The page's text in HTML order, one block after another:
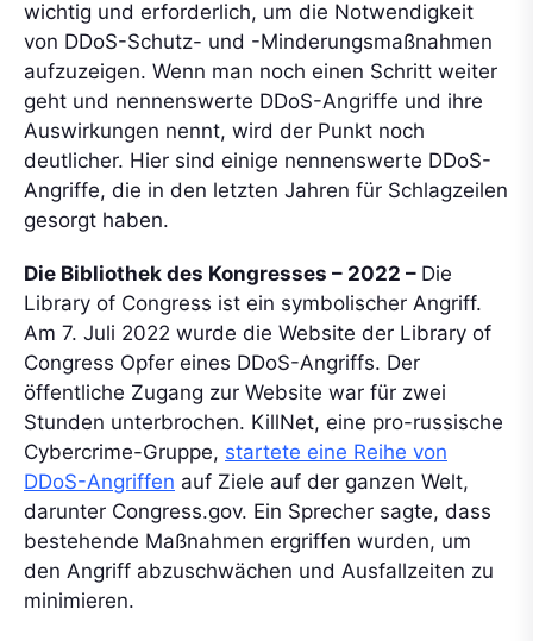
wichtig und erforderlich, um die Notwendigkeit
von DDoS-Schutz- und -Minderungsmaßnahmen
aufzuzeigen. Wenn man noch einen Schritt weiter
geht und nennenswerte DDoS-Angriffe und ihre
Auswirkungen nennt, wird der Punkt noch
deutlicher. Hier sind einige nennenswerte DDoS-
Angriffe, die in den letzten Jahren für Schlagzeilen
gesorgt haben.
Die Bibliothek des Kongresses – 2022 – Die
Library of Congress ist ein symbolischer Angriff.
Am 7. Juli 2022 wurde die Website der Library of
Congress Opfer eines DDoS-Angriffs. Der
öffentliche Zugang zur Website war für zwei
Stunden unterbrochen. KillNet, eine pro-russische
Cybercrime-Gruppe, startete eine Reihe von
DDoS-Angriffen auf Ziele auf der ganzen Welt,
darunter Congress.gov. Ein Sprecher sagte, dass
bestehende Maßnahmen ergriffen wurden, um
den Angriff abzuschwächen und Ausfallzeiten zu
minimieren.